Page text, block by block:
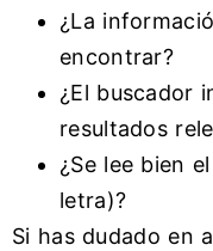
¿La
encontrar?
¿El buscador
resultados
¿Se lee bien
letra)?
Si has dudado en